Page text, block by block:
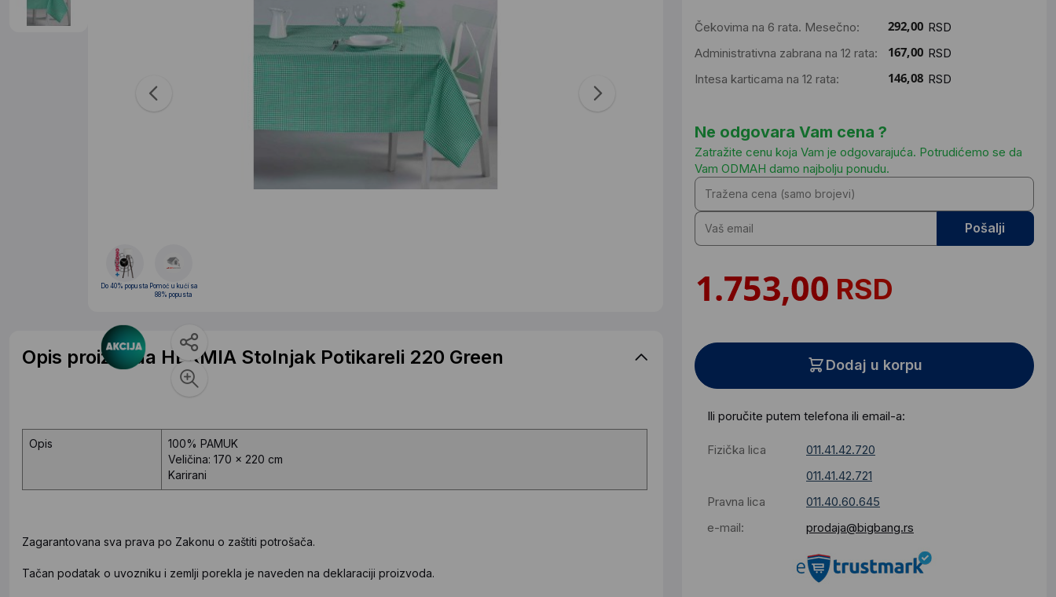
Čekovima na 6 rata. Mesečno:
RSD
Administrativna zabrana na 12 rata:
RSD
Intesa karticama na 12 rata:
RSD
Ne odgovara Vam cena ?
Zatražite cenu koja Vam je odgovarajuća. Potrudićemo se da
Vam ODMAH damo najbolju ponudu.
Pošalji
RSD
Dodaj u korpu
Ili poručite putem telefona ili email-a:
Fizička lica
011.41.42.720
011.41.42.721
Pravna lica
011.40.60.645
e-mail:
prodaja@bigbang.rs
Do 40% popusta Pomoć u kući sa
88% popusta
Opis proizvoda HERMIA Stolnjak Potikareli 220 Green
Opis
100% PAMUK
Veličina: 170 x 220 cm
Karirani
Zagarantovana sva prava po Zakonu o zaštiti potrošača.
Tačan podatak o uvozniku i zemlji porekla je naveden na deklaraciji proizvoda.